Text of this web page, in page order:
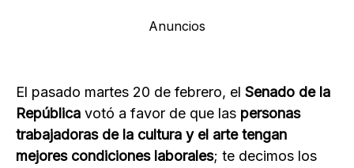
Anuncios
El pasado martes 20 de febrero, el Senado de la
República votó a favor de que las personas
trabajadoras de la cultura y el arte tengan
mejores condiciones laborales; te decimos los